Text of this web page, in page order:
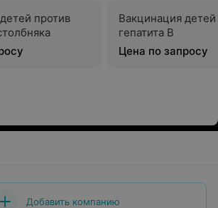
против
Вакцинация детей
гепатита В
Цена по запросу
Добавить компанию